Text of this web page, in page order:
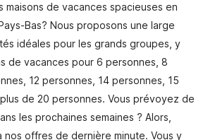
maisons de vacances spacieuses en
Bas? Nous proposons une large
idéales pour les grands groupes, y
de vacances pour 6 personnes, 8
12 personnes, 14 personnes, 15
de 20 personnes. Vous prévoyez de
les prochaines semaines ? Alors,
offres de dernière minute. Vous y